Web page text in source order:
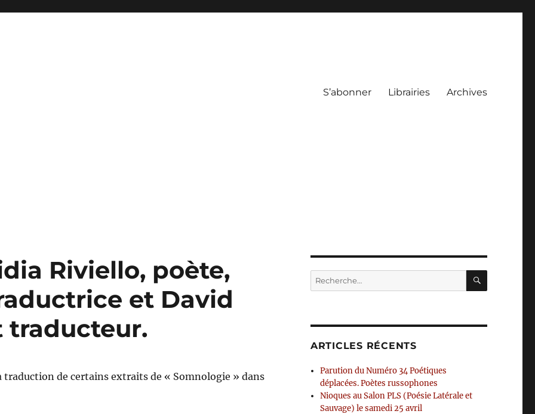
S’abonner Librairies Archives
Riviello, poète,
et David
traducteur.
traduction de certains extraits de « Somnologie » dans
Recherche
pour :
ARTICLES RÉCENTS
Parution du Numéro 34 Poétiques
déplacées. Poètes russophones
Nioques au Salon PLS (Poésie Latérale et
Sauvage) le samedi 25 avril